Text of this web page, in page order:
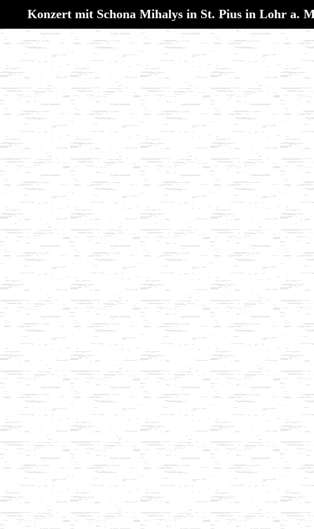
Konzert mit Schona Mihalys in St. Pius in Lohr a.